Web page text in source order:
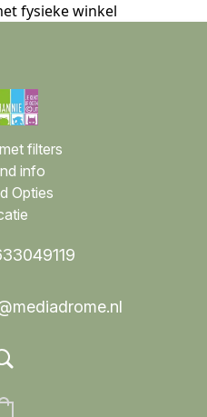
fysieke winkel
filters
info
Opties